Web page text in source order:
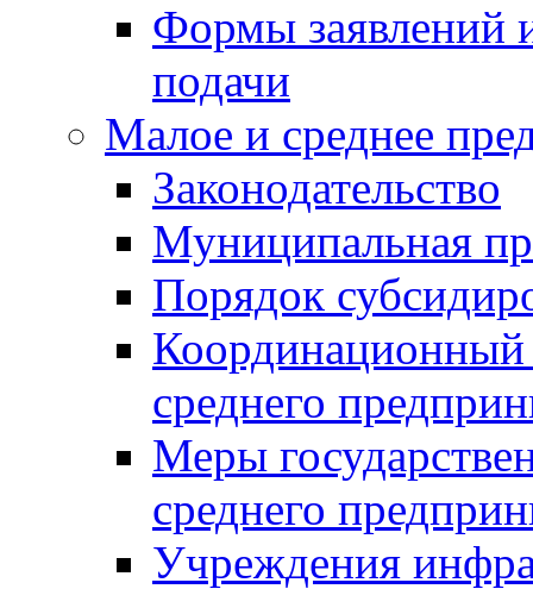
Формы заявлений
подачи
Малое и среднее
Законодательство
Муниципальная
Порядок
Координационный
среднего
Меры
среднего
Учреждения